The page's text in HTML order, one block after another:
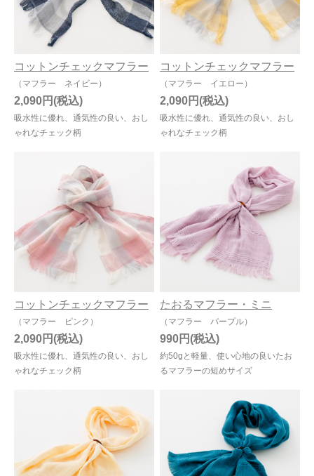
コットンチェックマフラー
（マフラー ネイビー）
吸水性に優れ、通気性の良い、おし
ゃれなチェック柄
2,090円
コットンチェックマフラー
（マフラー イエロー）
吸水性に優れ、通気性の良い、おし
ゃれなチェック柄
2,090円
コットンチェックマフラー
（マフラー ピンク）
吸水性に優れ、通気性の良い、おし
ゃれなチェック柄
2,090円
たおるマフラー・ミニ
（マフラー パープル）
約50gと軽量、使い心地の良いたお
るマフラーの短めサイズ
990円